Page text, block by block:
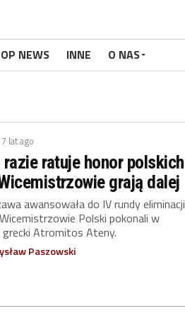
NEWS INNE O NAS
lat ago
razie ratuje honor polskich
grają dalej
awansowała do IV rundy eliminacji
Polski pokonali w
grecki Atromitos Ateny.
Paszowski